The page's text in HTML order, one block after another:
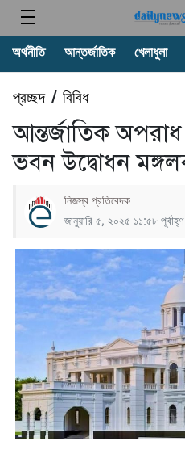
অর্থনীতি আন্তর্জাতিক খেলাধুলা
প্রচ্ছদ/ বিবিধ
আন্তর্জাতিক
ভবন উদ্বোধন
নিজস্ব প্রতিবেদক
জানুয়ারি ৫, ২০২৫ ১১:৫৮ পূর্বাহ্ণ